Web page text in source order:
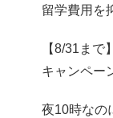
留学費用を
【8/31ま
キャンペー
夜10時なの